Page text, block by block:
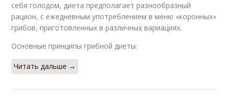
себя голодом, диета предполагает разнообразный
рацион, с ежедневным употреблением в меню «коронных»
грибов, приготовленных в различных вариациях.
Основные принципы грибной диеты:
Читать дальше →